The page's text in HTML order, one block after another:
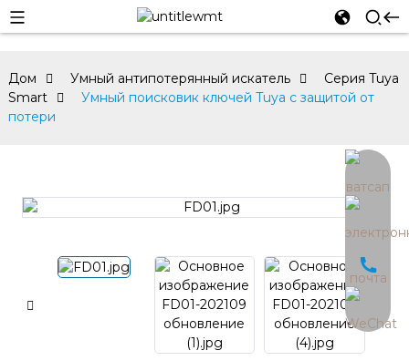
Дом Умный антипотерянный искатель
Серия Tuya
Smart
Умный поисковик ключей Tuya с защитой от
потери